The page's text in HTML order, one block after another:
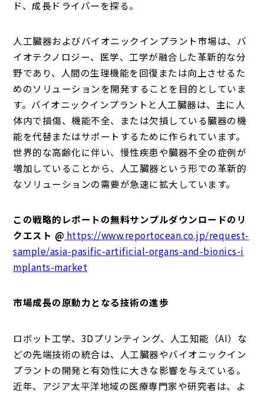
ド、成長ドライバーを探る。
人工臓器およびバイオニックインプラント市場は、バ
イオテクノロジー、医学、工学が融合した革新的な分
野であり、人間の生理機能を回復または向上させるた
めのソリューションを開発することを目的としていま
す。バイオニックインプラントと人工臓器は、主に人
体内で損傷、機能不全、または欠損している臓器の機
能を代替またはサポートするために作られています。
世界的な高齢化に伴い、慢性疾患や臓器不全の症例が
増加していることから、人工臓器という形での革新的
なソリューションの需要が急速に拡大しています。
この戦略的レポートの無料サンプルダウンロードのリ
クエスト @ https://www.reportocean.co.jp/request-
sample/asia-pasific-artificial-organs-and-bionics-i
mplants-market
市場成長の原動力となる技術の進歩
ロボット工学、3Dプリンティング、人工知能（AI）な
どの先端技術の統合は、人工臓器やバイオニックイン
プラントの開発と有効性に大きな影響を与えている。
近年、アジア太平洋地域の医療専門家や研究者は、よ